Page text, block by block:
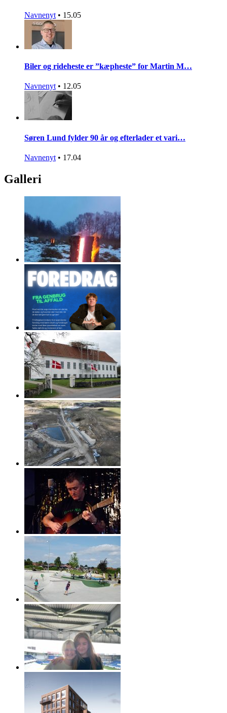
Navnenyt • 15.05
Biler og rideheste er ”kæpheste” for Martin M…
Navnenyt • 12.05
Søren Lund fylder 90 år og efterlader et vari…
Navnenyt • 17.04
Galleri